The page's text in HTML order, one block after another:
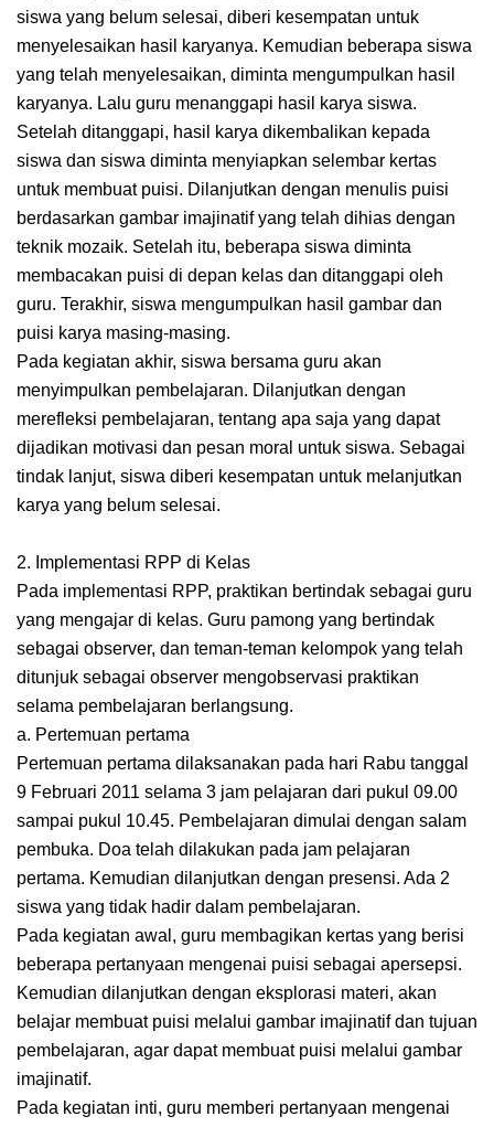
siswa yang belum selesai, diberi kesempatan untuk
menyelesaikan hasil karyanya. Kemudian beberapa siswa
yang telah menyelesaikan, diminta mengumpulkan hasil
karyanya. Lalu guru menanggapi hasil karya siswa.
Setelah ditanggapi, hasil karya dikembalikan kepada
siswa dan siswa diminta menyiapkan selembar kertas
untuk membuat puisi. Dilanjutkan dengan menulis puisi
berdasarkan gambar imajinatif yang telah dihias dengan
teknik mozaik. Setelah itu, beberapa siswa diminta
membacakan puisi di depan kelas dan ditanggapi oleh
guru. Terakhir, siswa mengumpulkan hasil gambar dan
puisi karya masing-masing.
Pada kegiatan akhir, siswa bersama guru akan
menyimpulkan pembelajaran. Dilanjutkan dengan
merefleksi pembelajaran, tentang apa saja yang dapat
dijadikan motivasi dan pesan moral untuk siswa. Sebagai
tindak lanjut, siswa diberi kesempatan untuk melanjutkan
karya yang belum selesai.
2. Implementasi RPP di Kelas
Pada implementasi RPP, praktikan bertindak sebagai guru
yang mengajar di kelas. Guru pamong yang bertindak
sebagai observer, dan teman-teman kelompok yang telah
ditunjuk sebagai observer mengobservasi praktikan
selama pembelajaran berlangsung.
a. Pertemuan pertama
Pertemuan pertama dilaksanakan pada hari Rabu tanggal
9 Februari 2011 selama 3 jam pelajaran dari pukul 09.00
sampai pukul 10.45. Pembelajaran dimulai dengan salam
pembuka. Doa telah dilakukan pada jam pelajaran
pertama. Kemudian dilanjutkan dengan presensi. Ada 2
siswa yang tidak hadir dalam pembelajaran.
Pada kegiatan awal, guru membagikan kertas yang berisi
beberapa pertanyaan mengenai puisi sebagai apersepsi.
Kemudian dilanjutkan dengan eksplorasi materi, akan
belajar membuat puisi melalui gambar imajinatif dan tujuan
pembelajaran, agar dapat membuat puisi melalui gambar
imajinatif.
Pada kegiatan inti, guru memberi pertanyaan mengenai